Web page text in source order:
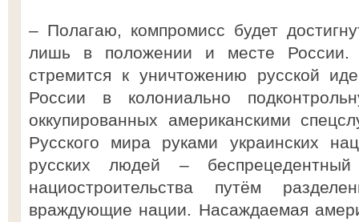
– Полагаю, компромисс будет
лишь в положении и месте
стремится к уничтожению русской
России в колониально
оккупированных американскими
Русского мира руками украинских
русских людей –
нациостроительства путём
враждующие нации. Насаждаемая